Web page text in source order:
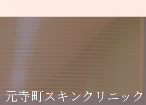
元寺町スキンクリニック